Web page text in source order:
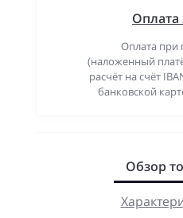
Оплата
Оплата при
(наложенный
расчёт на счёт
банковской
Обзор